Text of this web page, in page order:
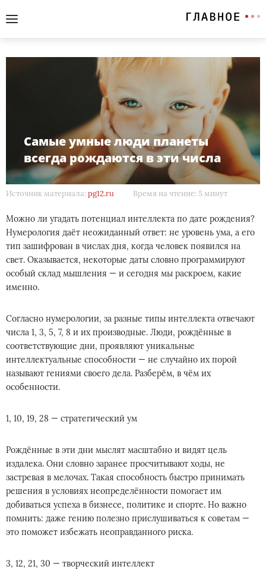
Самые умные люди планеты
всегда рождаются в эти числа
Источник материала: pg12.ru Время на чтение: 5 минут
Можно ли угадать потенциал интеллекта по дате рождения?
Нумерология даёт неожиданный ответ: не уровень ума, а его
тип зашифрован в числах дня, когда человек появился на
свет. Оказывается, некоторые даты словно программируют
особый склад мышления — и сегодня мы раскроем, какие
именно.
Согласно нумерологии, за разные типы интеллекта отвечают
числа 1, 3, 5, 7, 8 и их производные. Люди, рождённые в
соответствующие дни, проявляют уникальные
интеллектуальные способности — не случайно их порой
называют гениями своего дела. Разберём, в чём их
особенности.
1, 10, 19, 28 — стратегический ум
Рождённые в эти дни мыслят масштабно и видят цель
издалека. Они словно заранее просчитывают ходы, не
застревая в мелочах. Такая способность быстро принимать
решения в условиях неопределённости помогает им
добиваться успеха в бизнесе, политике и спорте. Но важно
помнить: даже гению полезно прислушиваться к советам —
это поможет избежать неоправданного риска.
3, 12, 21, 30 — творческий интеллект